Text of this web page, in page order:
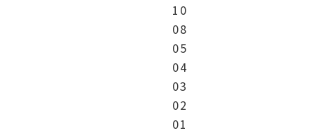
10
08
05
04
03
02
01